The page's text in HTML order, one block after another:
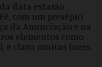
data estarão
com um presépio
da Anunciação e na
elementos como
e claro, muitas luzes,